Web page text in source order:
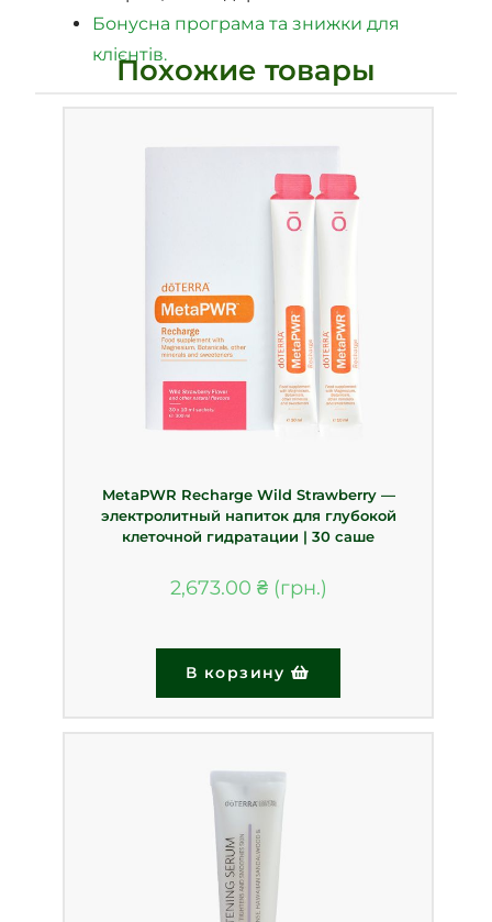
Бонусна програма та знижки для
клієнтів.
Похожие товары
MetaPWR Recharge Wild Strawberry —
электролитный напиток для глубокой
клеточной гидратации | 30 саше
2,673.00 ₴
В корзину